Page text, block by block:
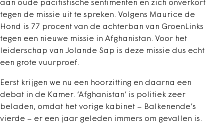
aan oude pacifistische sentimenten en zich onverkort
tegen de missie uit te spreken. Volgens Maurice de
Hond is 77 procent van de achterban van GroenLinks
tegen een nieuwe missie in Afghanistan. Voor het
leiderschap van Jolande Sap is deze missie dus echt
een grote vuurproef.
Eerst krijgen we nu een hoorzitting en daarna een
debat in de Kamer. ‘Afghanistan’ is politiek zeer
beladen, omdat het vorige kabinet – Balkenende’s
vierde – er een jaar geleden immers om gevallen is.